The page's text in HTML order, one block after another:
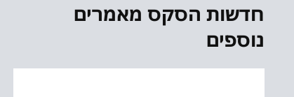
חדשות הסקס מאמרים
נוספים